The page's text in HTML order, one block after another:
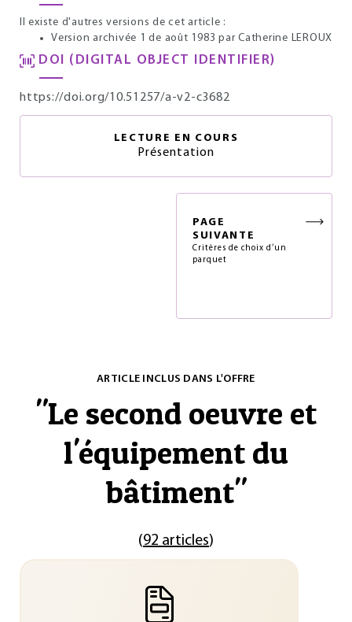
Il existe d'autres versions de cet article :
Version archivée 1 de août 1983 par Catherine LEROUX
DOI (DIGITAL OBJECT IDENTIFIER)
https://doi.org/10.51257/a-v2-c3682
LECTURE EN COURS
Présentation
PAGE
SUIVANTE
Critères de choix d’un
parquet
ARTICLE INCLUS DANS L'OFFRE
"Le second oeuvre et
l'équipement du
bâtiment"
(92 articles)